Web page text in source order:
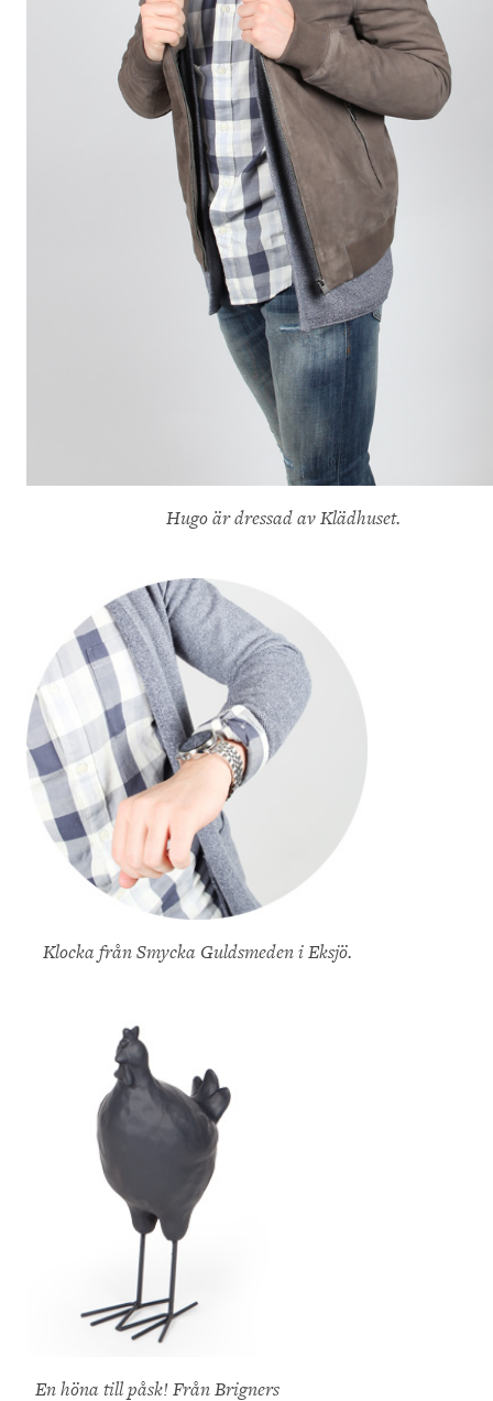
Hugo är dressad av Klädhuset.
Klocka från Smycka Guldsmeden i Eksjö.
En höna till påsk! Från Brigners